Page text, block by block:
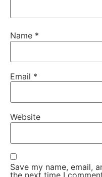
Name *
Email *
Website
Save my name, email,
the next time I